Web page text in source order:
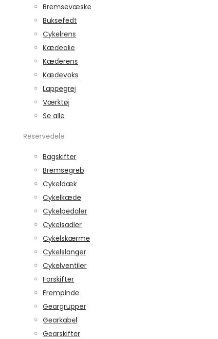
Bremsevæske
Buksefedt
Cykelrens
Kædeolie
Kæderens
Kædevoks
Lappegrej
Værktøj
Se alle
Reservedele
Bagskifter
Bremsegreb
Cykeldæk
Cykelkæde
Cykelpedaler
Cykelsadler
Cykelskærme
Cykelslanger
Cykelventiler
Forskifter
Frempinde
Geargrupper
Gearkabel
Gearskifter